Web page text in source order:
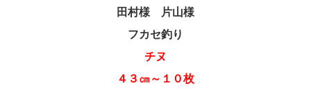
田村様 片山様
フカセ釣り
チヌ
４３㎝～１０枚